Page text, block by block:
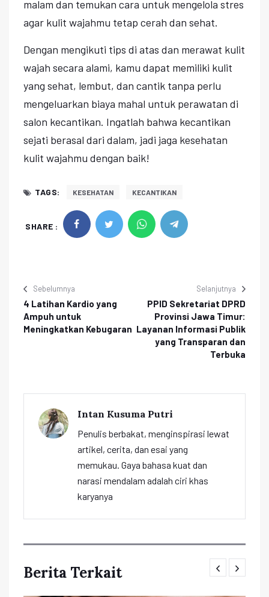
malam dan temukan cara untuk mengelola stres
agar kulit wajahmu tetap cerah dan sehat.
Dengan mengikuti tips di atas dan merawat kulit
wajah secara alami, kamu dapat memiliki kulit
yang sehat, lembut, dan cantik tanpa perlu
mengeluarkan biaya mahal untuk perawatan di
salon kecantikan. Ingatlah bahwa kecantikan
sejati berasal dari dalam, jadi jaga kesehatan
kulit wajahmu dengan baik!
TAGS: KESEHATAN KECANTIKAN
SHARE :
Sebelumnya
4 Latihan Kardio yang
Ampuh untuk
Meningkatkan Kebugaran
Selanjutnya
PPID Sekretariat DPRD
Provinsi Jawa Timur:
Layanan Informasi Publik
yang Transparan dan
Terbuka
Intan Kusuma Putri
Penulis berbakat, menginspirasi lewat
artikel, cerita, dan esai yang
memukau. Gaya bahasa kuat dan
narasi mendalam adalah ciri khas
karyanya
Berita Terkait